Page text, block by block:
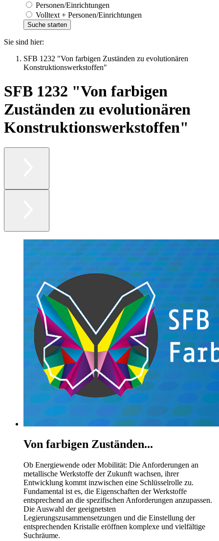
Personen/Einrichtungen
Volltext + Personen/Einrichtungen
Sie sind hier:
SFB 1232 "Von farbigen Zuständen zu evolutionären
Konstruktionswerkstoffen"
SFB 1232 "Von farbigen
Zuständen zu evolutionären
Konstruktionswerkstoffen"
Von farbigen Zuständen...
Ob Energiewende oder Mobilität: Die Anforderungen an
metallische Werkstoffe der Zukunft wachsen, ihrer
Entwicklung kommt inzwischen eine Schlüsselrolle zu.
Fundamental ist es, die Eigenschaften der Werkstoffe
entsprechend an die spezifischen Anforderungen anzupassen.
Die Auswahl der geeignetsten
Legierungszusammensetzungen und die Einstellung der
entsprechenden Kristalle eröffnen komplexe und vielfältige
Suchräume.